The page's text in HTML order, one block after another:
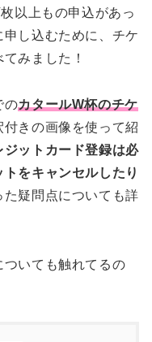
以上もの申込があっ
し込むために、チケ
みました！
のカタールW杯のチケ
きの画像を使って紹
ジットカード登録は必
トをキャンセルしたり
た疑問点についても詳
いても触れてるの